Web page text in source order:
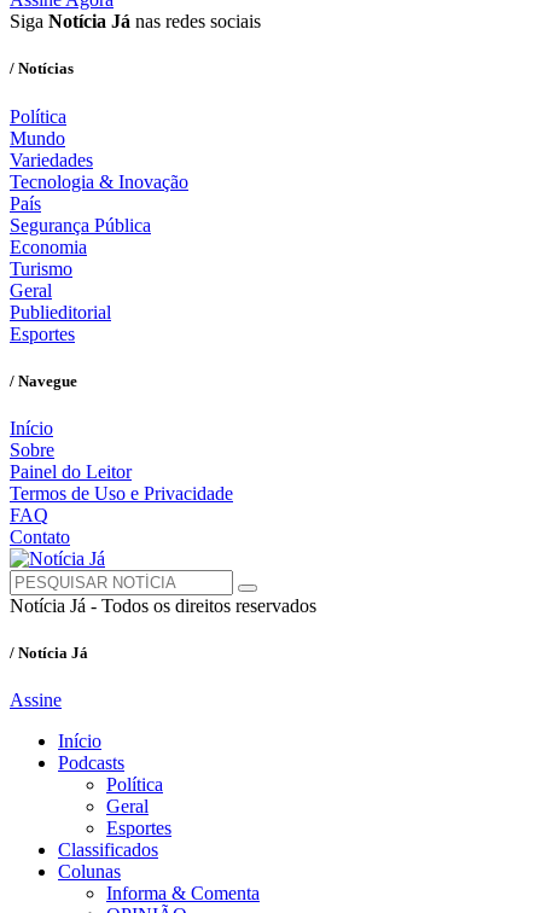
Siga Notícia Já nas redes sociais
/ Notícias
Política
Mundo
Variedades
Tecnologia & Inovação
País
Segurança Pública
Economia
Turismo
Geral
Publieditorial
Esportes
/ Navegue
Início
Sobre
Painel do Leitor
Termos de Uso e Privacidade
FAQ
Contato
Notícia Já - Todos os direitos reservados
/ Notícia Já
Assine
Início
Podcasts
Política
Geral
Esportes
Classificados
Colunas
Informa & Comenta